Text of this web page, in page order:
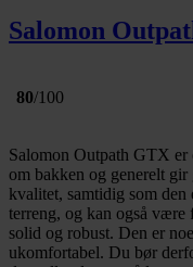
Salomon
80/100
Salomon Outpath GTX er
om bakken og generelt
kvalitet, samtidig som
terreng, og kan også være
solid og robust. Den er
ukomfortabel. Du bør